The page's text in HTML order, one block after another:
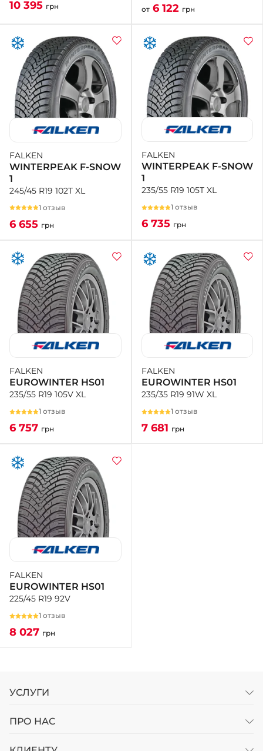
10 395 грн
от 6 122 грн
FALKEN
WINTERPEAK F-SNOW
1
245/45 R19 102T XL
1 отзыв
6 655 грн
FALKEN
WINTERPEAK F-SNOW
1
235/55 R19 105T XL
1 отзыв
6 735 грн
FALKEN
EUROWINTER HS01
235/55 R19 105V XL
1 отзыв
6 757 грн
FALKEN
EUROWINTER HS01
235/35 R19 91W XL
1 отзыв
7 681 грн
FALKEN
EUROWINTER HS01
225/45 R19 92V
1 отзыв
8 027 грн
УСЛУГИ
ПРО НАС